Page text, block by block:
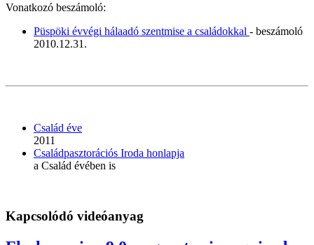
Vonatkozó beszámoló:
Püspöki évvégi hálaadó szentmise a családokkal - beszámoló
2010.12.31.
Család éve
2011
Családpasztorációs Iroda honlapja
a Család évében is
Kapcsolódó videóanyag